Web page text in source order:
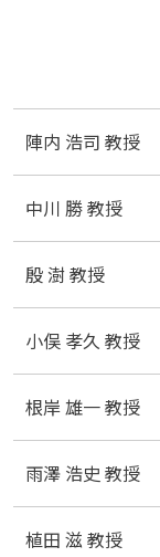
陣内 浩司 教授
中川 勝 教授
殷 澍 教授
小俣 孝久 教授
根岸 雄一 教授
雨澤 浩史 教授
植田 滋 教授